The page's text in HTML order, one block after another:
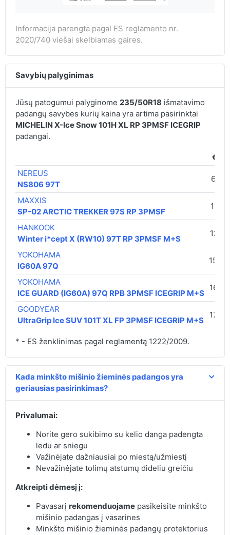
Informacija parengta pagal ES reglamento nr.
2020/740 viešai skelbiamas gaires.
Savybių palyginimas
Jūsų patogumui palyginome 235/50R18 išmatavimo
padangų savybes kurių kaina yra artima pasirinktai
MICHELIN X-Ice Snow 101H XL RP 3PMSF ICEGRIP
padangai.
€ /
NEREUS
NS806 97T
MAXXIS
SP-02 ARCTIC TREKKER 97S RP 3PMSF
HANKOOK
Winter i*cept X (RW10) 97T RP 3PMSF M+S
YOKOHAMA
IG60A 97Q
YOKOHAMA
ICE GUARD (IG60A) 97Q RPB 3PMSF ICEGRIP M+S
GOODYEAR
UltraGrip Ice SUV 101T XL FP 3PMSF ICEGRIP M+S
* - ES ženklinimas pagal reglamentą 1222/2009.
Kada minkšto mišinio žieminės padangos yra
geriausias pasirinkimas?
Privalumai:
Norite gero sukibimo su kelio danga padengta
ledu ar sniegu
Važinėjate dažniausiai po miestą/užmiestį
Nevažinėjate tolimų atstumų dideliu greičiu
Atkreipti dėmesį į:
Pavasarį rekomenduojamepasikeisite minkšto
mišinio padangas į vasarines
Minkšto mišinio žieminės padangų protektorius